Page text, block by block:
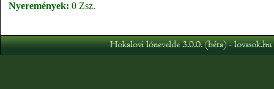
Nyeremények: 0 Zsz.